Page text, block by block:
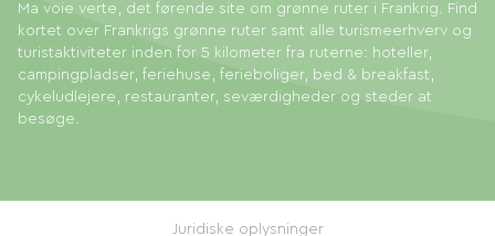
Ma voie verte, det førende site om grønne ruter i Frankrig. Find
kortet over Frankrigs grønne ruter samt alle turismeerhverv og
turistaktiviteter inden for 5 kilometer fra ruterne: hoteller,
campingpladser, feriehuse, ferieboliger, bed & breakfast,
cykeludlejere, restauranter, seværdigheder og steder at
besøge.
Juridiske oplysninger